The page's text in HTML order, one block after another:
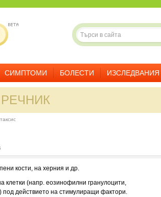
СИМПТОМИ БОЛЕСТИ ИЗСЛЕДВАНИЯ
таксис
кости, на херния и др.
клетки (напр. еозинофилни гранулоцити,
действието на стимулиращи фактори.